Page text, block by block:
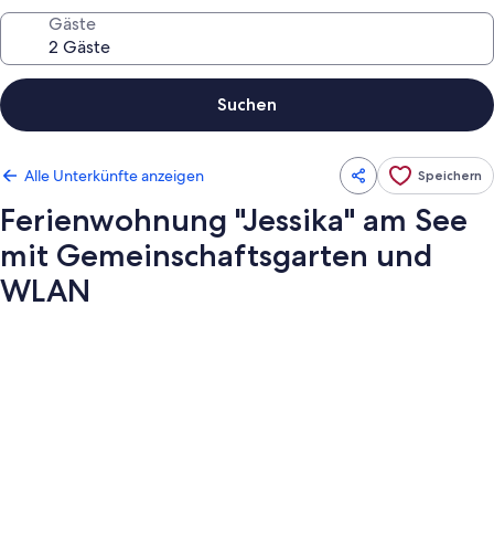
Gäste
Suchen
Alle Unterkünfte anzeigen Speichern
Ferienwohnung "Jessika" am See
mit Gemeinschaftsgarten und
WLAN